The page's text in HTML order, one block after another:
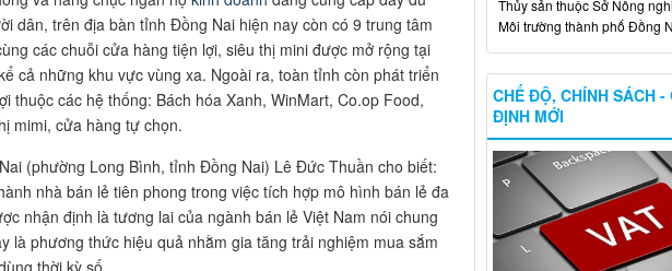
dân, trên địa bàn tỉnh Đồng Nai hiện nay còn có 9 trung tâm
các chuỗi cửa hàng tiện lợi, siêu thị mini được mở rộng tại
cả những khu vực vùng xa. Ngoài ra, toàn tỉnh còn phát triển
thuộc các hệ thống: Bách hóa Xanh, WinMart, Co.op Food,
mimi, cửa hàng tự chọn.
(phường Long Bình, tỉnh Đồng Nai) Lê Đức Thuần cho biết:
nhà bán lẻ tiên phong trong việc tích hợp mô hình bán lẻ đa
nhận định là tương lai của ngành bán lẻ Việt Nam nói chung
là phương thức hiệu quả nhằm gia tăng trải nghiệm mua sắm
thời kỳ số.
Thủy sản thuộc Sở Nông
Môi trường thành phố Đồng
CHẾ ĐỘ, CHÍNH SÁCH -
ĐỊNH MỚI